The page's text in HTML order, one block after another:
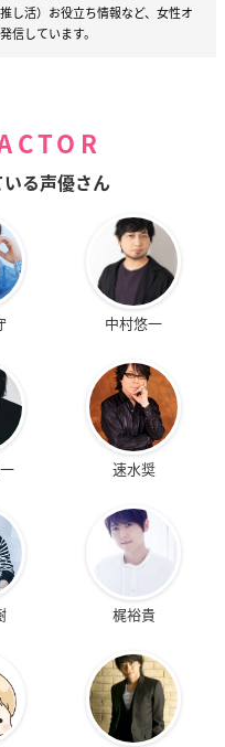
し活）お役立ち情報など、女性オ
信しています。
る声優さん
中村悠一
速水奨
梶裕貴